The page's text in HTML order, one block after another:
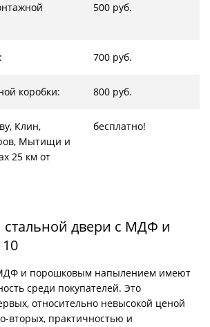
500 руб.
700 руб.
коробки: 800 руб.
Клин,
Мытищи и
25 км от
бесплатно!
стальной двери с МДФ и
и порошковым напылением имеют
среди покупателей. Это
относительно невысокой ценой
вторых, практичностью и